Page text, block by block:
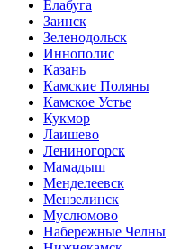
Елабуга
Заинск
Зеленодольск
Иннополис
Казань
Камские Поляны
Камское Устье
Кукмор
Лаишево
Лениногорск
Мамадыш
Менделеевск
Мензелинск
Муслюмово
Набережные Челны